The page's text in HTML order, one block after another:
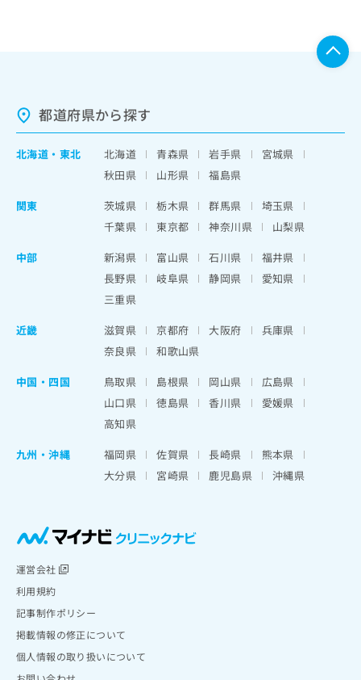
都道府県から探す
北海道 ・ 東北 北海道 青森県 岩手県
宮城県
秋田県
山形県
福島県
関東
茨城県 栃木県 群馬県
埼玉県
千葉県
東京都 神奈川県
山梨県
中部
新潟県 富山県 石川県
福井県
長野県
岐阜県 静岡県
愛知県
三重県
近畿
滋賀県 京都府 大阪府
兵庫県
奈良県
和歌山県
中国・四国
鳥取県 島根県 岡山県
広島県
山口県
徳島県 香川県
愛媛県
高知県
九州・沖縄
福岡県 佐賀県 長崎県
熊本県
大分県
宮崎県 鹿児島県 沖縄県
運営会社
利用規約
記事制作ポリシー
掲載情報の修正について
個人情報の取り扱いについて